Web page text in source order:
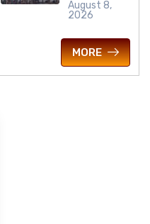
August 8,
2026
MORE